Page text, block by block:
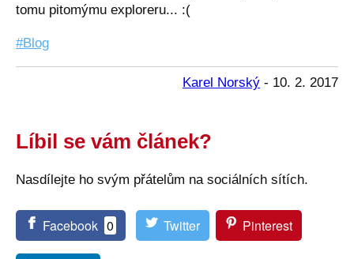
tomu pitomýmu exploreru... :(
Blog
Karel Norský - 10. 2. 2017
Líbil se vám článek?
Nasdílejte ho svým přátelům na sociálních sítích.
Facebook 0 Twitter Pinterest